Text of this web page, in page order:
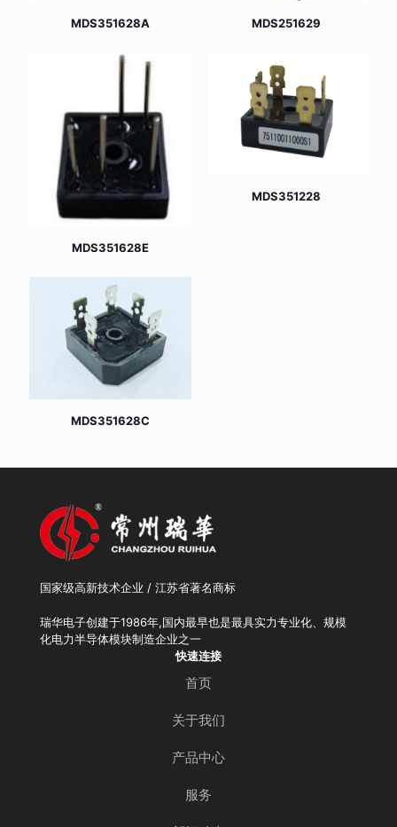
MDS351628A MDS251629
MDS351628E
MDS351228
MDS351628C
国家级高新技术企业 / 江苏省著名商标
瑞华电子创建于1986年,国内最早也是最具实力专业化、规模
化电力半导体模块制造企业之一
快速连接
首页
关于我们
产品中心
服务